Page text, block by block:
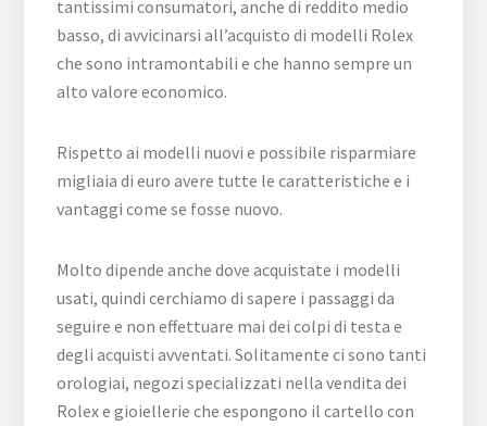
tantissimi consumatori, anche di reddito medio
basso, di avvicinarsi all’acquisto di modelli Rolex
che sono intramontabili e che hanno sempre un
alto valore economico.
Rispetto ai modelli nuovi e possibile risparmiare
migliaia di euro avere tutte le caratteristiche e i
vantaggi come se fosse nuovo.
Molto dipende anche dove acquistate i modelli
usati, quindi cerchiamo di sapere i passaggi da
seguire e non effettuare mai dei colpi di testa e
degli acquisti avventati. Solitamente ci sono tanti
orologiai, negozi specializzati nella vendita dei
Rolex e gioiellerie che espongono il cartello con